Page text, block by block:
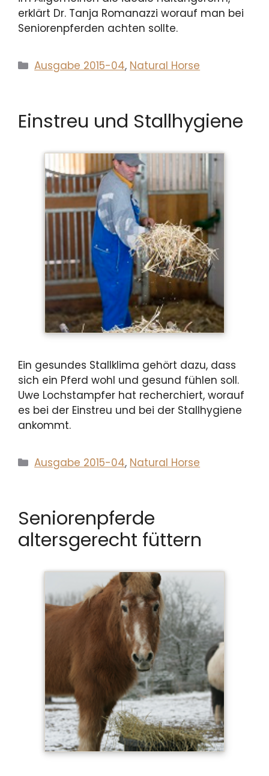
erklärt Dr. Tanja Romanazzi worauf man bei
Seniorenpferden achten sollte.
Kategorien
Ausgabe 2015-04, Natural Horse
Einstreu und Stallhygiene
Ein gesundes Stallklima gehört dazu, dass
sich ein Pferd wohl und gesund fühlen soll.
Uwe Lochstampfer hat recherchiert, worauf
es bei der Einstreu und bei der Stallhygiene
ankommt.
Kategorien
Ausgabe 2015-04, Natural Horse
Seniorenpferde
altersgerecht füttern